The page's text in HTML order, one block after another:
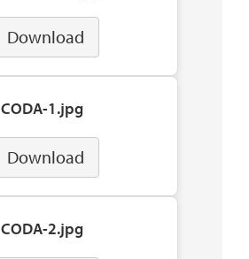
Download
CODA-1.jpg
Download
CODA-2.jpg